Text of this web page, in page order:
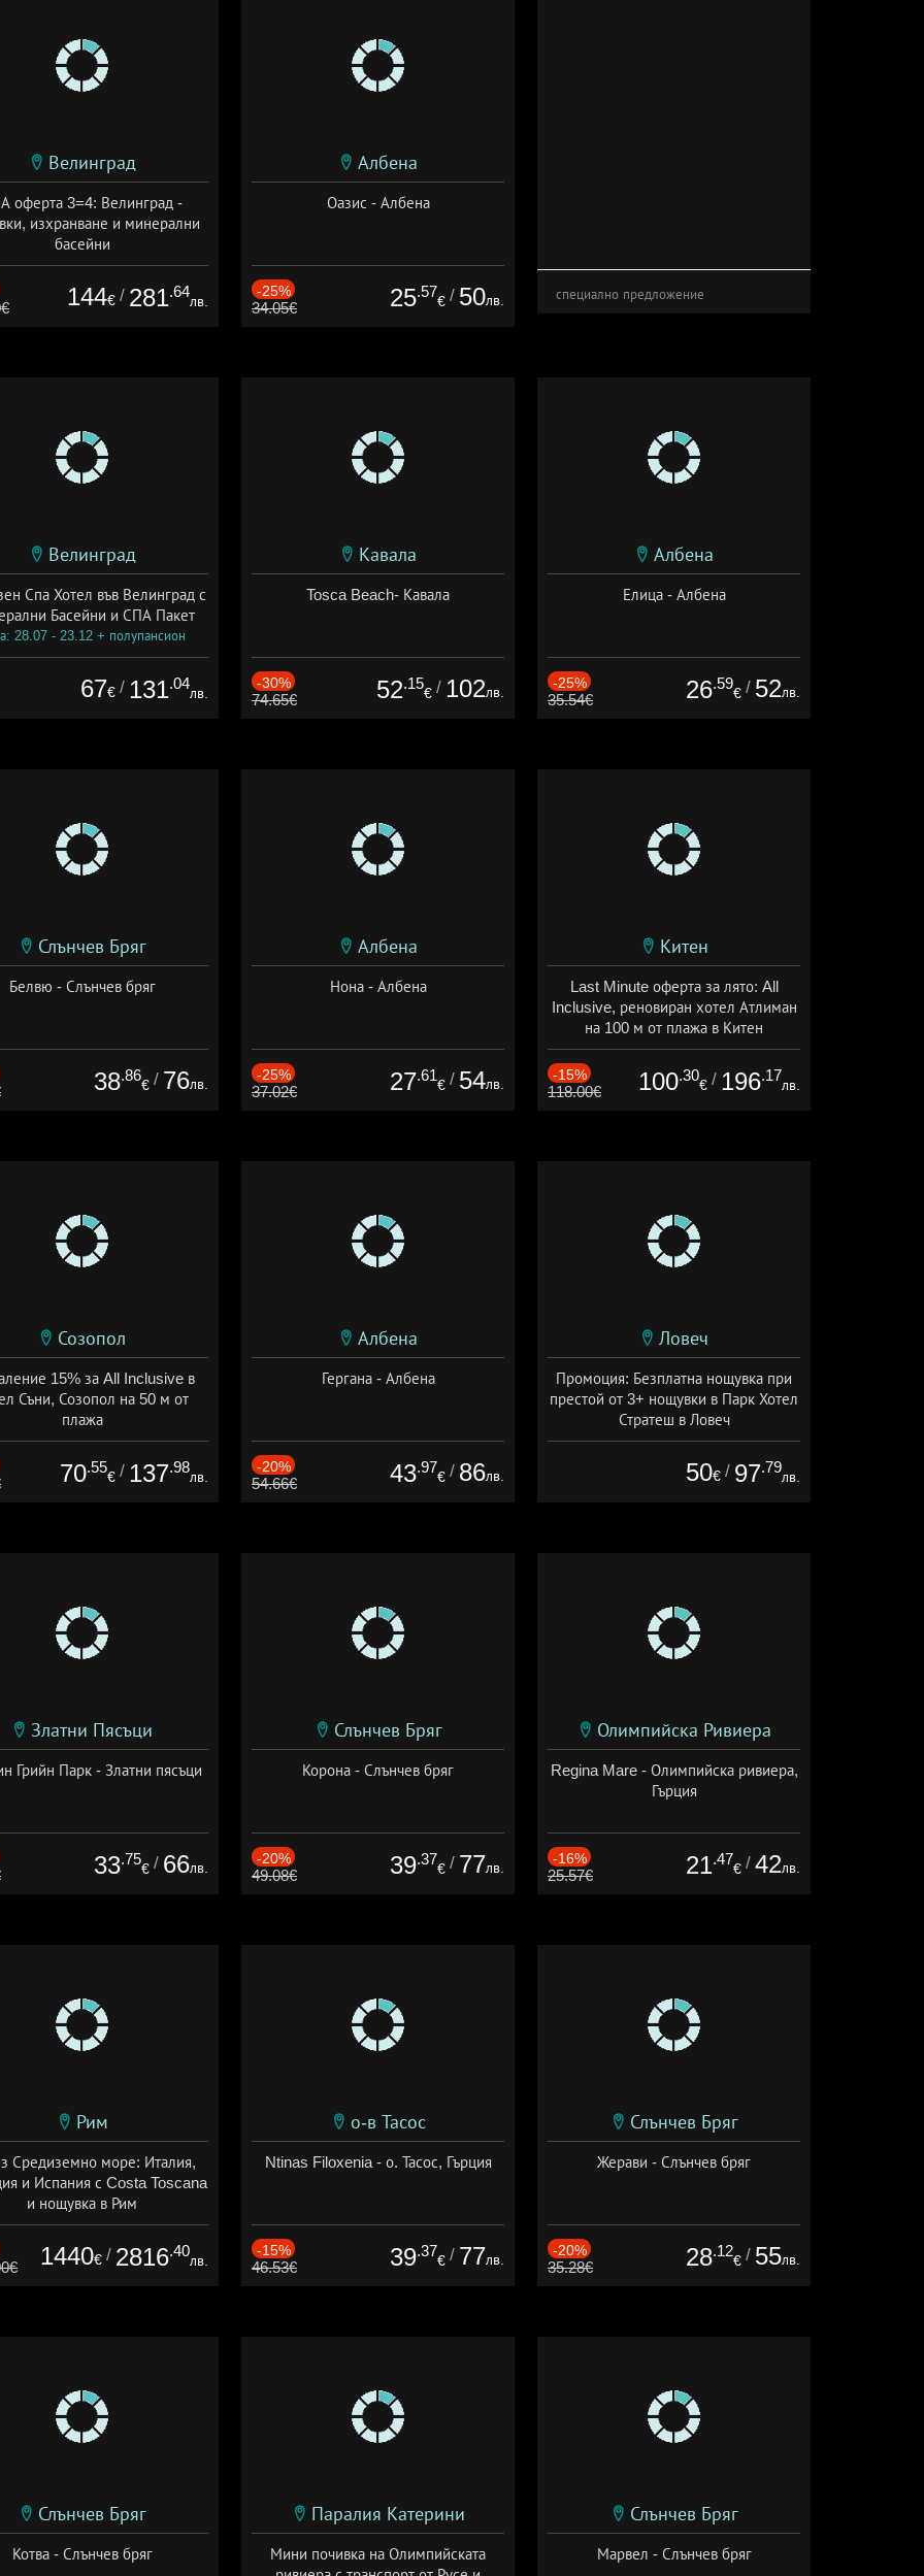
Велинград
оферта 3=4: Велинград -
изхранване и минерални
басейни
01.07 - 30.09 + полупансион
144€ / 281.64
лв.
Албена
Оазис - Албена
-25%
34.05€ 25.57
€ / 50лв. специално предложение
Велинград
Спа Хотел във Велинград с
Басейни и СПА Пакет
28.07 - 23.12 + полупансион
67€ / 131.04
лв.
Кавала
Tosca Beach- Кавала
-30%
74.65€ 52.15
€ / 102лв.
Албена
Елица - Албена
-25%
35.54€ 26.59
€ / 52лв.
Слънчев Бряг
Белвю - Слънчев бряг
38.86
€ / 76лв.
Албена
Нона - Албена
-25%
37.02€ 27.61
€ / 54лв.
Китен
Last Minute оферта за лято: All
Inclusive, реновиран хотел Атлиман
на 100 м от плажа в Китен
Дата: 01.06 - 29.09 + all inclusive
-15%
118.00€ 100.30
€ / 196.17
лв.
Созопол
15% за All Inclusive в
Съни, Созопол на 50 м от
плажа
30.07 - 30.09 + all inclusive
70.55
€ / 137.98
лв.
Албена
Гергана - Албена
-20%
54.66€ 43.97
€ / 86лв.
Ловеч
Промоция: Безплатна нощувка при
престой от 3+ нощувки в Парк Хотел
Стратеш в Ловеч
Дата: 14.05 - 01.10 + полупансион
50€ / 97.79
лв.
Златни Пясъци
Грийн Парк - Златни пясъци
33.75
€ / 66лв.
Слънчев Бряг
Корона - Слънчев бряг
-20%
49.08€ 39.37
€ / 77лв.
Олимпийска Ривиера
Regina Mare - Олимпийска ривиера,
Гърция
-16%
25.57€ 21.47
€ / 42лв.
Рим
Средиземно море: Италия,
и Испания с Costa Toscana
и нощувка в Рим
+ пълен пансион
1440€ / 2816.40
лв.
о-в Тасос
Ntinas Filoxenia - о. Тасос, Гърция
-15%
46.53€ 39.37
€ / 77лв.
Слънчев Бряг
Жерави - Слънчев бряг
-20%
35.28€ 28.12
€ / 55лв.
Слънчев Бряг
Котва - Слънчев бряг
Паралия Катерини
Мини почивка на Олимпийската
Слънчев Бряг
Марвел - Слънчев бряг